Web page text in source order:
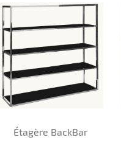
Étagère BackBar